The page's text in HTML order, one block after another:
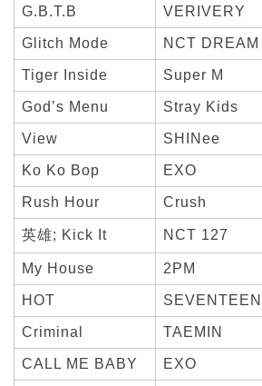
G.B.T.B VERIVERY
Glitch Mode NCT DREAM
Tiger Inside Super M
God’s Menu Stray Kids
View SHINee
Ko Ko Bop EXO
Rush Hour Crush
英雄; Kick It NCT 127
My House 2PM
HOT SEVENTEEN
Criminal TAEMIN
CALL ME BABY EXO